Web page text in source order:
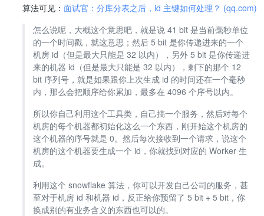
算法可见： 面试官：分库分表之后，id 主键如何处理？ (qq.com)
怎么说呢，大概这个意思吧，就是说 41 bit 是当前毫秒单位
的一个时间戳，就这意思；然后 5 bit 是你传递进来的一个
机房 id（但是最大只能是 32 以内），另外 5 bit 是你传递进
来的机器 id（但是最大只能是 32 以内），剩下的那个 12
bit 序列号，就是如果跟你上次生成 id 的时间还在一个毫秒
内，那么会把顺序给你累加，最多在 4096 个序号以内。
所以你自己利用这个工具类，自己搞一个服务，然后对每个
机房的每个机器都初始化这么一个东西，刚开始这个机房的
这个机器的序号就是 0。然后每次接收到一个请求，说这个
机房的这个机器要生成一个 id，你就找到对应的 Worker 生
成。
利用这个 snowflake 算法，你可以开发自己公司的服务，甚
至对于机房 id 和机器 id，反正给你预留了 5 bit + 5 bit，你
换成别的有业务含义的东西也可以的。